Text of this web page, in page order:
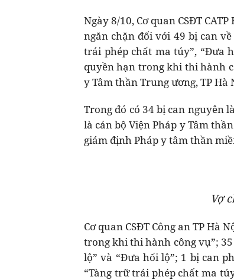
Ngày 8/10, Cơ quan CSĐT
ngăn chặn đối với 49 bị can
trái phép chất ma túy”, “Đưa
quyền hạn trong khi thi hành
y Tâm thần Trung ương, TP
Trong đó có 34 bị can nguyên
là cán bộ Viện Pháp y Tâm
giám định Pháp y tâm thần
Vợ
Cơ quan CSĐT Công an TP Hà
trong khi thi hành công vụ”;
lộ” và “Đưa hối lộ”; 1 bị can
“Tàng trữ trái phép chất ma